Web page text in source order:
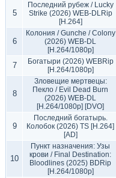
5
Последний рубеж / Lucky
Strike (2026) WEB-DLRip
[H.264]
6
Колония / Gunche / Colony
(2026) WEB-DL
[H.264/1080p]
7
Богатыри (2026) WEBRip
[H.264/1080p]
8
Зловещие мертвецы:
Пекло / Evil Dead Burn
(2026) WEB-DL
[H.264/1080p] [DVO]
9
Последний богатырь.
Колобок (2026) TS [H.264]
[AD]
10
Пункт назначения: Узы
крови / Final Destination:
Bloodlines (2025) BDRip
[H.264/1080p]